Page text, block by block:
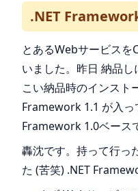
.NET
とあるWebサービスを
いました。昨日 納品
こい納品時のインスト
Framework 1.1 が入っ
Framework 1.0ベース
轟沈です。持って行っ
た (苦笑) .NET